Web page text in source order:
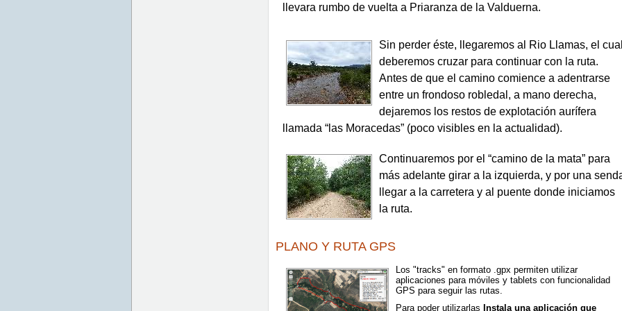
llevara rumbo de vuelta a Priaranza de la Valduerna.
Sin perder éste, llegaremos al Rio Llamas, el
deberemos cruzar para continuar con la ruta.
Antes de que el camino comience a adentrarse
entre un frondoso robledal, a mano derecha,
dejaremos los restos de explotación aurífera
llamada “las Moracedas” (poco visibles en la actualidad).
Continuaremos por el “camino de la mata” para
más adelante girar a la izquierda, y por una
llegar a la carretera y al puente donde iniciamos
la ruta.
PLANO Y RUTA GPS
Los "tracks" en formato .gpx permiten utilizar
aplicaciones para móviles y tablets con funcionalidad
GPS para seguir las rutas.
Para poder utilizarlas Instala una aplicación que